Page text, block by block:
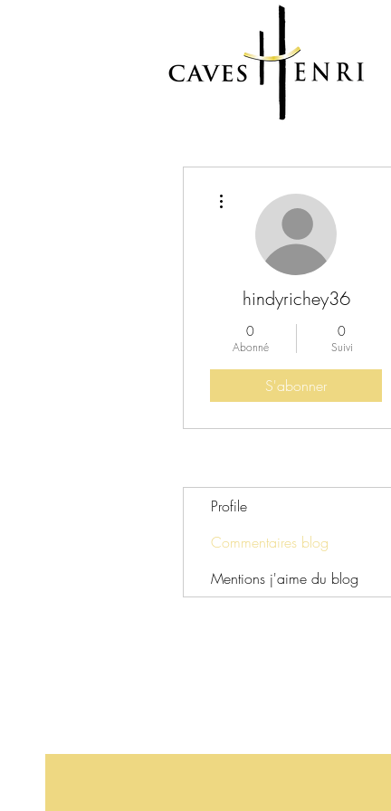
hindyrichey36
0
Abonné
0
Suivi
S'abonner
Profile
Commentaires blog
Mentions j'aime du blog